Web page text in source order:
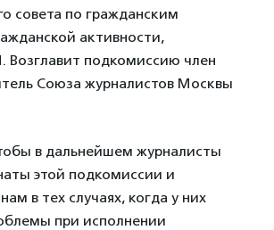
совета по гражданским
активности,
Возглавит подкомиссию член
Союза журналистов Москвы
в дальнейшем журналисты
этой подкомиссии и
в тех случаях, когда у них
при исполнении